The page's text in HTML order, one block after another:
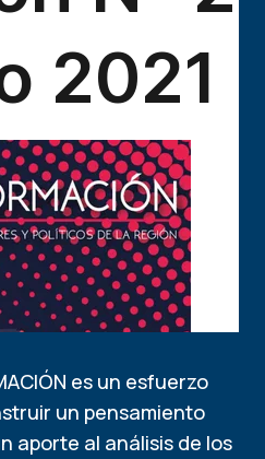
es un esfuerzo
un pensamiento
aporte al análisis de los